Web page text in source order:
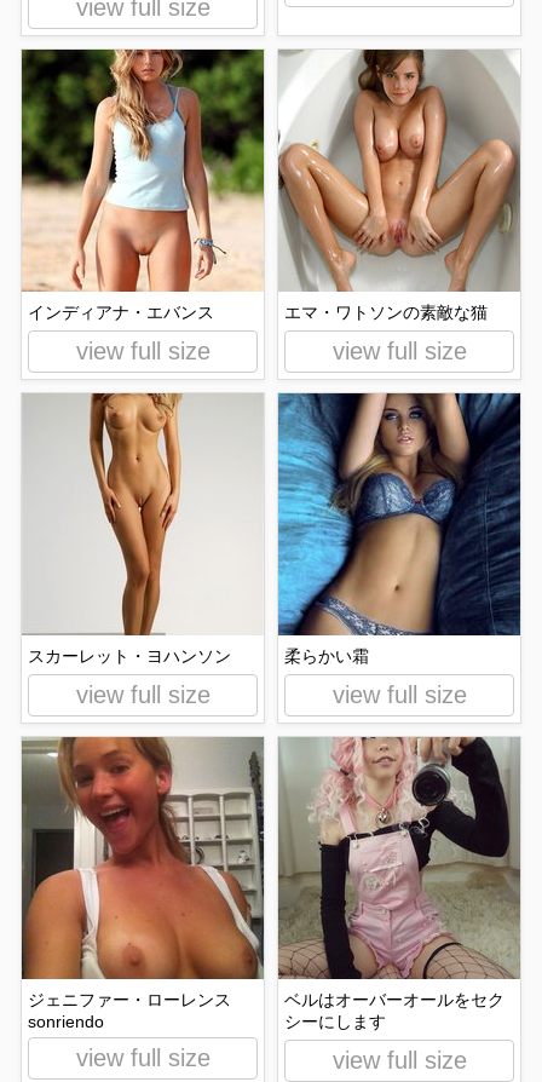
view full size
インディアナ・エバンス
view full size
エマ・ワトソンの素敵な猫
view full size
スカーレット・ヨハンソン
view full size
柔らかい霜
view full size
ジェニファー・ローレンス
sonriendo
view full size
ベルはオーバーオールをセク
シーにします
view full size